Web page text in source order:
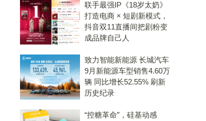
联手最强IP《18岁太奶》
打造电商 × 短剧新模式，
抖音双11直播间把剧粉变
成品牌自己人
致力智能新能源 长城汽车
9月新能源车型销售4.60万
辆 同比增长52.55% 刷新
历史纪录
“控糖革命”，硅基动感